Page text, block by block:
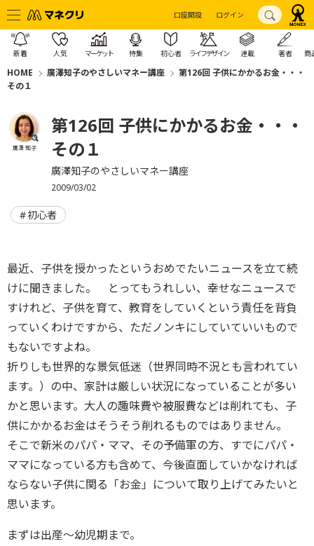
口座開設 ログイン
新着 人気 マーケット 特集 初心者 ライフデザイン 連載 著者 商
HOME 廣澤知子のやさしいマネー講座
第126回 子供にかかるお金・・・
その１
廣澤 知子
第126回 子供にかかるお金・・・
その１
廣澤知子のやさしいマネー講座
2009/03/02
初心者
最近、子供を授かったというおめでたいニュースを立て続
けに聞きました。 とってもうれしい、幸せなニュースで
すけれど、子供を育て、教育をしていくという責任を背負
っていくわけですから、ただノンキにしていていいもので
もないですよね。
折りしも世界的な景気低迷（世界同時不況とも言われてい
ます。）の中、家計は厳しい状況になっていることが多い
かと思います。大人の趣味費や被服費などは削れても、子
供にかかるお金はそうそう削れるものではありません。
そこで新米のパパ・ママ、その予備軍の方、すでにパパ・
ママになっている方も含めて、今後直面していかなければ
ならない子供に関る「お金」について取り上げてみたいと
思います。
まずは出産～幼児期まで。